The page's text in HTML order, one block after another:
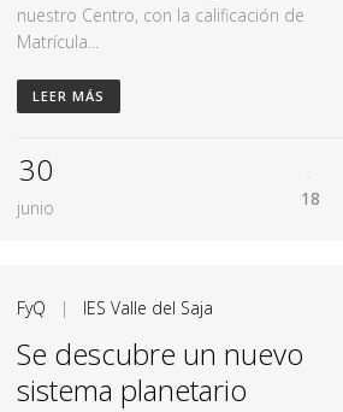
nuestro Centro, con la calificación de
Matrícula...
LEER MÁS
30
junio 18
FyQ | IES Valle del Saja
Se descubre un nuevo
sistema planetario